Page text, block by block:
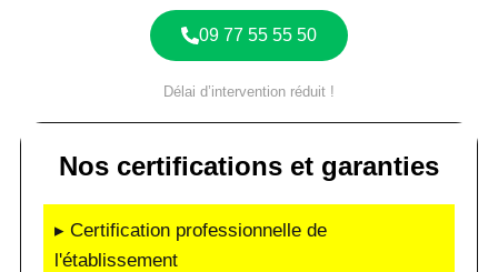
09 77 55 55 50
Délai d’intervention réduit !
Nos certifications et garanties
▸ Certification professionnelle de
l'établissement